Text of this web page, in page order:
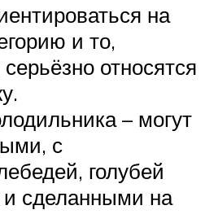
на
и то,
серьёзно относятся
– могут
с
голубей
и сделанными на